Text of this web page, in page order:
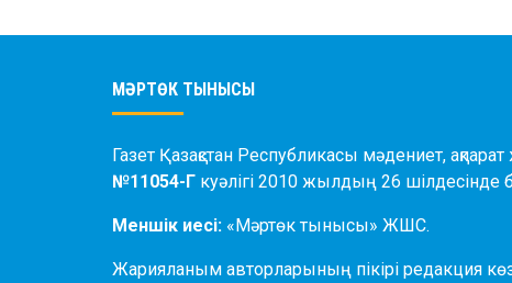
МӘРТӨК ТЫНЫСЫ
Газет Қазақстан Республикасы мәдениет,
№11054-Г куәлігі 2010 жылдың 26 шілдесінде
Меншік иесі: «Мәртөк тынысы» ЖШС.
Жарияланым авторларының пікірі редакция